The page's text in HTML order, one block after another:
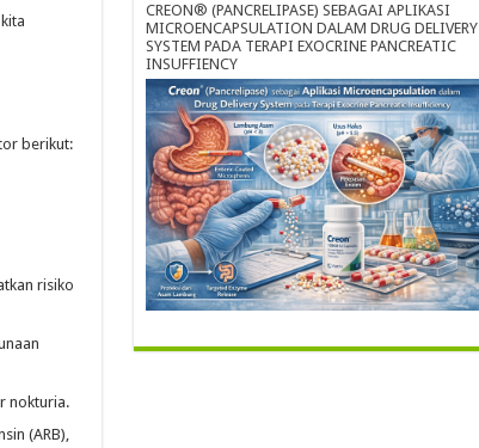
berikut:
risiko
nokturia.
(ARB),
CREON® (PANCRELIPASE) SEBAGAI APLIKASI
MICROENCAPSULATION DALAM DRUG DELIVERY
SYSTEM PADA TERAPI EXOCRINE PANCREATIC
INSUFFIENCY